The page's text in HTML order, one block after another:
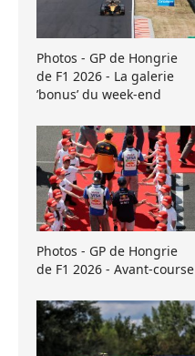
Photos - GP de Hongrie
de F1 2026 - La galerie
’bonus’ du week-end
Photos - GP de Hongrie
de F1 2026 - Avant-course